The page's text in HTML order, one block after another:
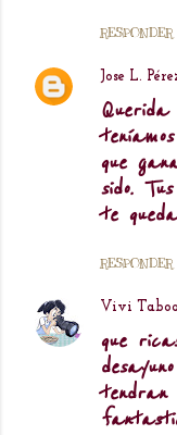
RESPONDER
Jose L.
que
sido.
te
RESPONDER
Vivi
que